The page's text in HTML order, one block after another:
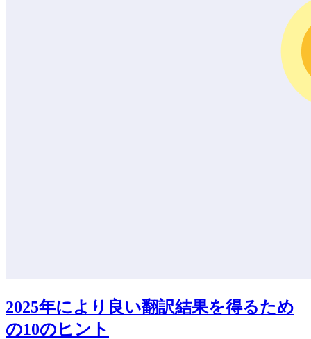
2025年により良い翻訳結果を得るため
の10のヒント